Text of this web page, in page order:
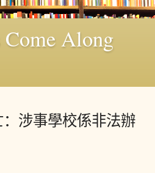
Along
涉事學校係非法辦